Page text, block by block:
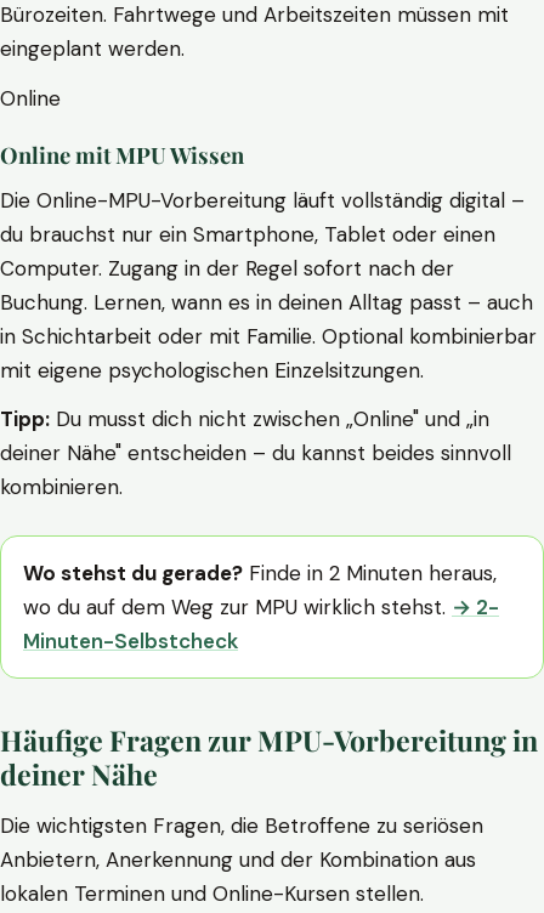
Bürozeiten. Fahrtwege und Arbeitszeiten müssen mit
eingeplant werden.
Online
Online mit MPU Wissen
Die Online-MPU-Vorbereitung läuft vollständig digital –
du brauchst nur ein Smartphone, Tablet oder einen
Computer. Zugang in der Regel sofort nach der
Buchung. Lernen, wann es in deinen Alltag passt – auch
in Schichtarbeit oder mit Familie. Optional kombinierbar
mit eigene psychologischen Einzelsitzungen.
Tipp: Du musst dich nicht zwischen „Online" und „in
deiner Nähe" entscheiden – du kannst beides sinnvoll
kombinieren.
Wo stehst du gerade? Finde in 2 Minuten heraus,
wo du auf dem Weg zur MPU wirklich stehst. → 2-
Minuten-Selbstcheck
Häufige Fragen zur MPU-Vorbereitung in
deiner Nähe
Die wichtigsten Fragen, die Betroffene zu seriösen
Anbietern, Anerkennung und der Kombination aus
lokalen Terminen und Online-Kursen stellen.